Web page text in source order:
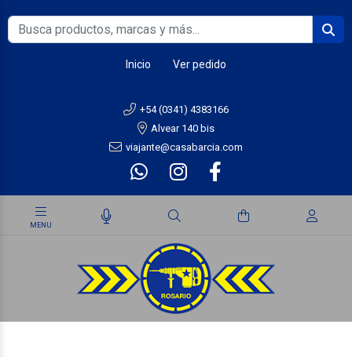
Inicio Ver pedido
+54 (0341) 4383166
Alvear 140 bis
viajante@casabarcia.com